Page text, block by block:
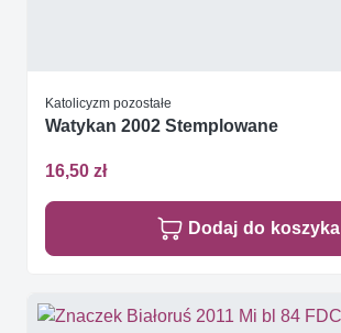
Katolicyzm pozostałe
Watykan 2002 Stemplowane
16,50 zł
Dodaj do koszyka